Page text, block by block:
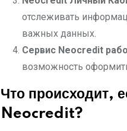
отслеживать
важных данных.
Сервис Neocredit
возможность
Что происходит,
Neocredit?